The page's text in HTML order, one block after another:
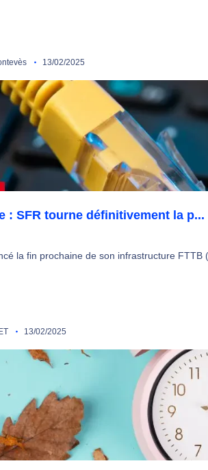
13/02/2025
: SFR tourne définitivement la p...
la fin prochaine de son infrastructure FTTB
13/02/2025